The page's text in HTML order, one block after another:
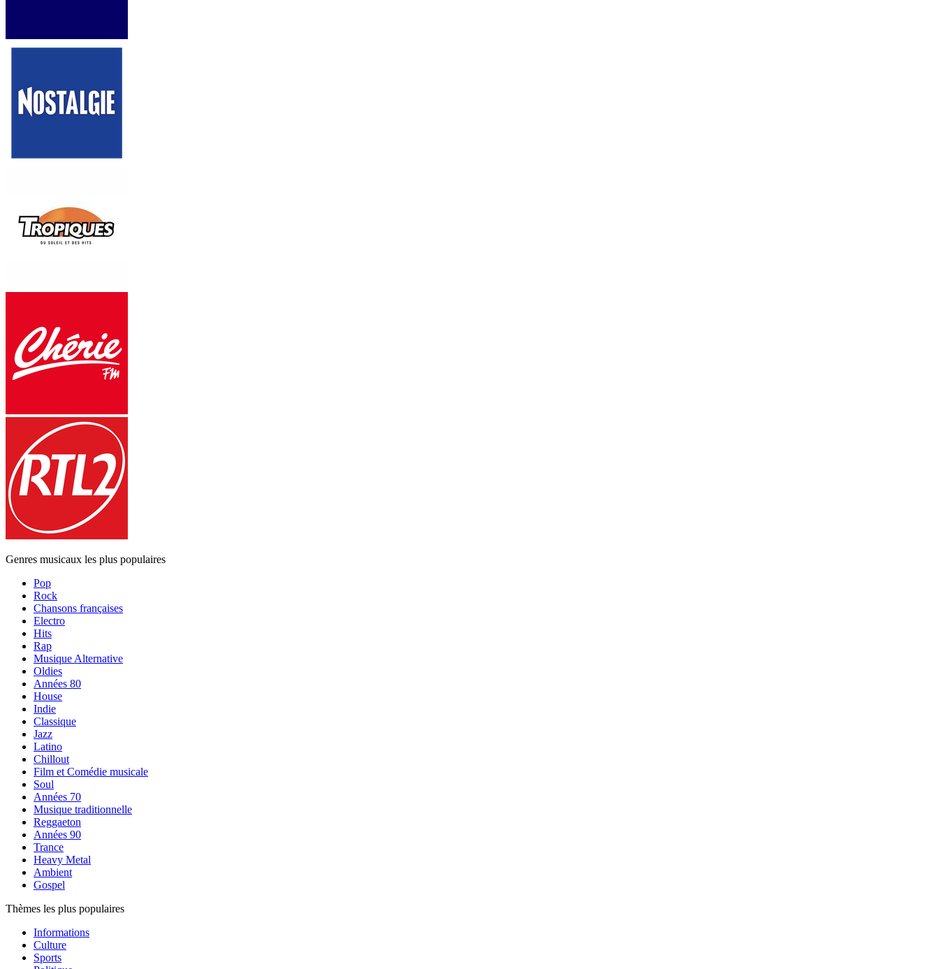
Genres musicaux les plus populaires
Pop
Rock
Chansons françaises
Electro
Hits
Rap
Musique Alternative
Oldies
Années 80
House
Indie
Classique
Jazz
Latino
Chillout
Film et Comédie musicale
Soul
Années 70
Musique traditionnelle
Reggaeton
Années 90
Trance
Heavy Metal
Ambient
Gospel
Thèmes les plus populaires
Informations
Culture
Sports